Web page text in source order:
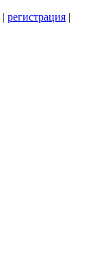
| регистрация |